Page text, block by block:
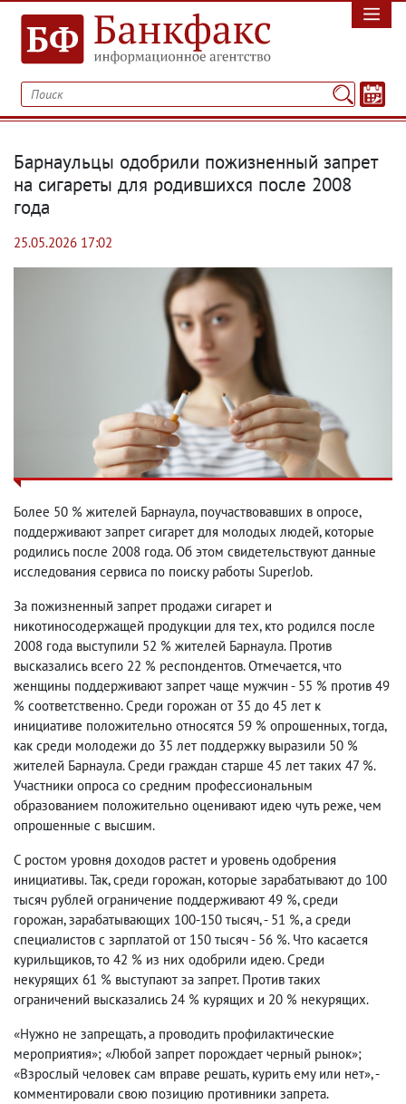
Барнаульцы одобрили пожизненный запрет
на сигареты для родившихся после 2008
года
25.05.2026 17:02
Более 50 % жителей Барнаула, поучаствовавших в опросе,
поддерживают запрет сигарет для молодых людей, которые
родились после 2008 года. Об этом свидетельствуют данные
исследования сервиса по поиску работы SuperJob.
За пожизненный запрет продажи сигарет и
никотиносодержащей продукции для тех, кто родился после
2008 года выступили 52 % жителей Барнаула. Против
высказались всего 22 % респондентов. Отмечается, что
женщины поддерживают запрет чаще мужчин - 55 % против 49
% соответственно. Среди горожан от 35 до 45 лет к
инициативе положительно относятся 59 % опрошенных, тогда,
как среди молодежи до 35 лет поддержку выразили 50 %
жителей Барнаула. Среди граждан старше 45 лет таких 47 %.
Участники опроса со средним профессиональным
образованием положительно оценивают идею чуть реже, чем
опрошенные с высшим.
С ростом уровня доходов растет и уровень одобрения
инициативы. Так, среди горожан, которые зарабатывают до 100
тысяч рублей ограничение поддерживают 49 %, среди
горожан, зарабатывающих 100-150 тысяч, - 51 %, а среди
специалистов с зарплатой от 150 тысяч - 56 %. Что касается
курильщиков, то 42 % из них одобрили идею. Среди
некурящих 61 % выступают за запрет. Против таких
ограничений высказались 24 % курящих и 20 % некурящих.
«Нужно не запрещать, а проводить профилактические
мероприятия»; «Любой запрет порождает черный рынок»;
«Взрослый человек сам вправе решать, курить ему или нет», -
комментировали свою позицию противники запрета.